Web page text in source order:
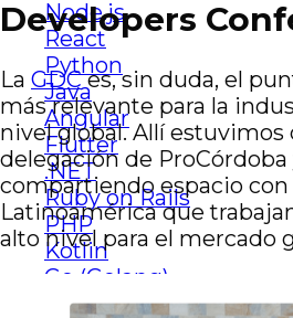
Node.js
React
Python
Java
Angular
Flutter
.NET
Ruby on Rails
PHP
Kotlin
Go (Golang)
Ver más tecnologías
Developers
La GDCes, sin duda, el
más relevante para la
nivel global. Allí estuvimos
delegación de ProCórdoba
compartiendo espacio
Latinoamérica que
alto nivel para el mercado